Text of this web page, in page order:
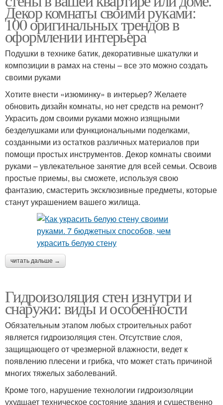
Декор комнаты своими руками:
100 оригинальных трендов в
оформлении интерьера
Подушки в технике батик, декоративные шкатулки и
композиции в рамах на стены – все это можно создать
своими руками
Хотите внести «изюминку» в интерьер? Желаете
обновить дизайн комнаты, но нет средств на ремонт?
Украсить дом своими руками можно изящными
безделушками или функциональными поделками,
созданными из остатков различных материалов при
помощи простых инструментов. Декор комнаты своими
руками – увлекательное занятие для всей семьи. Освоив
простые приемы, вы сможете, используя свою
фантазию, смастерить эксклюзивные предметы, которые
станут украшением вашего жилища.
читать дальше →
Гидроизоляция стен изнутри и
снаружи: виды и особенности
Обязательным этапом любых строительных работ
является гидроизоляция стен. Отсутствие слоя,
защищающего от чрезмерной влажности, ведет к
появлению плесени и грибка, что может стать причиной
многих тяжелых заболеваний.
Кроме того, нарушение технологии гидроизоляции
ухудшает техническое состояние здания и существенно